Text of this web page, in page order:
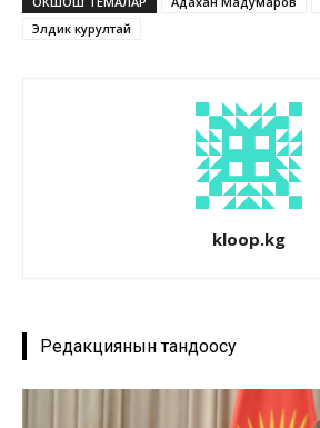
Элдик курултай
kloop.kg
Редакциянын тандоосу